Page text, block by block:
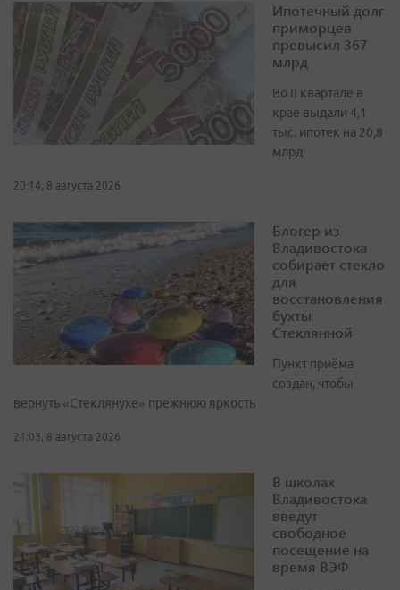
Ипотечный долг
приморцев
превысил 367
млрд
Во II квартале в
крае выдали 4,1
тыс. ипотек на 20,8
млрд
20:14, 8 августа 2026
Блогер из
Владивостока
собирает стекло
для
восстановления
бухты
Стеклянной
Пункт приёма
создан, чтобы
вернуть «Стеклянухе» прежнюю яркость
21:03, 8 августа 2026
В школах
Владивостока
введут
свободное
посещение на
время ВЭФ